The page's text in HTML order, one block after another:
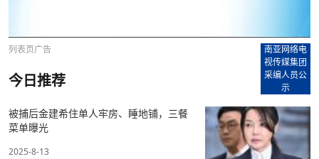
列表页广告
南亚网络电
视传媒集团
采编人员公
示
今日推荐
被捕后金建希住单人牢房、睡地铺，三餐
菜单曝光
2025-8-13